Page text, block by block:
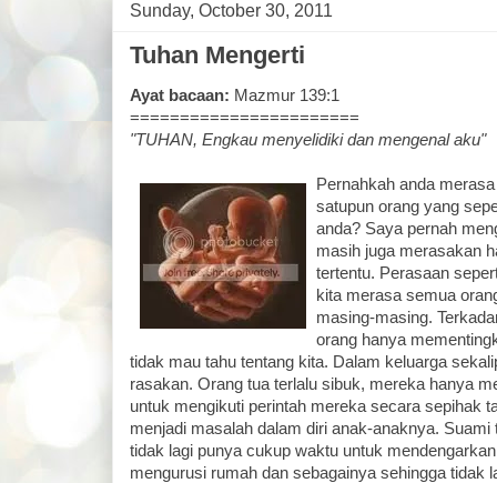
Sunday, October 30, 2011
Tuhan Mengerti
Ayat bacaan: Mazmur 139:1
=======================
"TUHAN, Engkau menyelidiki dan mengenal aku"
Pernahkah anda
satupun orang yang
anda? Saya pernah
masih juga merasakan
tertentu. Perasaan
kita merasa semua
masing-masing.
orang hanya
tidak mau tahu tentang kita. Dalam keluarga
rasakan. Orang tua terlalu sibuk, mereka hanya
untuk mengikuti perintah mereka secara sepihak
menjadi masalah dalam diri anak-anaknya.
tidak lagi punya cukup waktu untuk
mengurusi rumah dan sebagainya sehingga tidak